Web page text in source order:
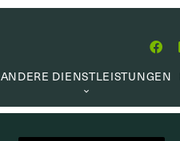
ANDERE DIENSTLEISTUNGEN